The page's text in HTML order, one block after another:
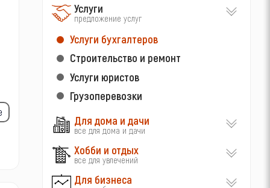
Услуги
предложение услуг
Услуги бухгалтеров
Строительство и ремонт
Услуги юристов
Грузоперевозки
Для дома и дачи
все для дома и дачи
Хобби и отдых
все для увлечений
Для бизнеса